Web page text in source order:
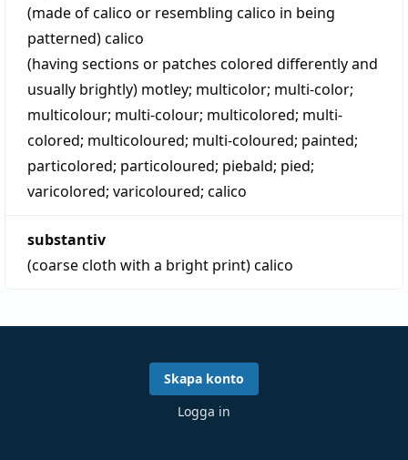
(made of calico or resembling calico in being
patterned)calico
(having sections or patches colored differently and
usually brightly) motley; multicolor; multi-color;
multicolour; multi-colour; multicolored; multi-
colored; multicoloured; multi-coloured; painted;
particolored; particoloured; piebald; pied;
varicolored; varicoloured; calico
substantiv
(coarse cloth with a bright print)calico
Skapa konto
Logga in